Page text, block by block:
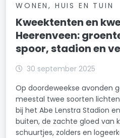
WONEN, HUIS EN TUIN
Kweektenten en
Heerenveen:
spoor, stadion en
30 september 2025
Op doordeweekse avonden
meestal twee soorten
bij het Abe Lenstra Stadion
buiten, de zachte gloed van
schuurtjes, zolders en